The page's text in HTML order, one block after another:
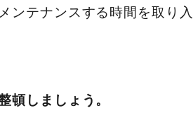
ンテナンスする時間を取り入
頓しましょう。